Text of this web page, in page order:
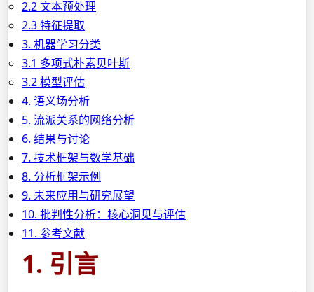
2.2 文本预处理
2.3 特征提取
3. 机器学习分类
3.1 多项式朴素贝叶斯
3.2 模型评估
4. 语义场分析
5. 流派关系的网络分析
6. 结果与讨论
7. 技术框架与数学基础
8. 分析框架示例
9. 未来应用与研究展望
10. 批判性分析：核心洞见与评估
11. 参考文献
1. 引言